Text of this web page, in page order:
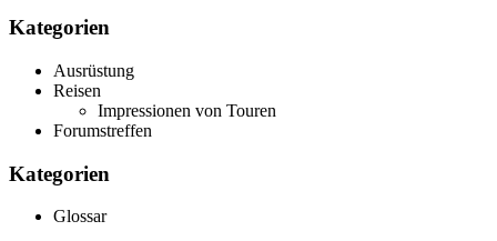
Kategorien
Ausrüstung
Reisen
Impressionen von Touren
Forumstreffen
Kategorien
Glossar